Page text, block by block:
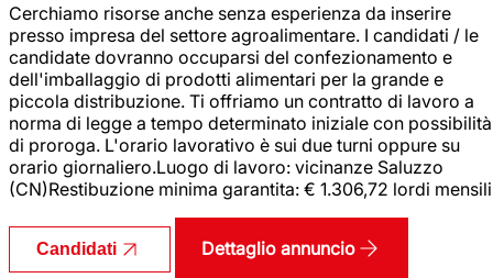
Cerchiamo risorse anche senza esperienza da inserire
presso impresa del settore agroalimentare. I candidati / le
candidate dovranno occuparsi del confezionamento e
dell'imballaggio di prodotti alimentari per la grande e
piccola distribuzione. Ti offriamo un contratto di lavoro a
norma di legge a tempo determinato iniziale con possibilità
di proroga. L'orario lavorativo è sui due turni oppure su
orario giornaliero.Luogo di lavoro: vicinanze Saluzzo
(CN)Restibuzione minima garantita: € 1.306,72 lordi mensili
Candidati Dettaglio annuncio